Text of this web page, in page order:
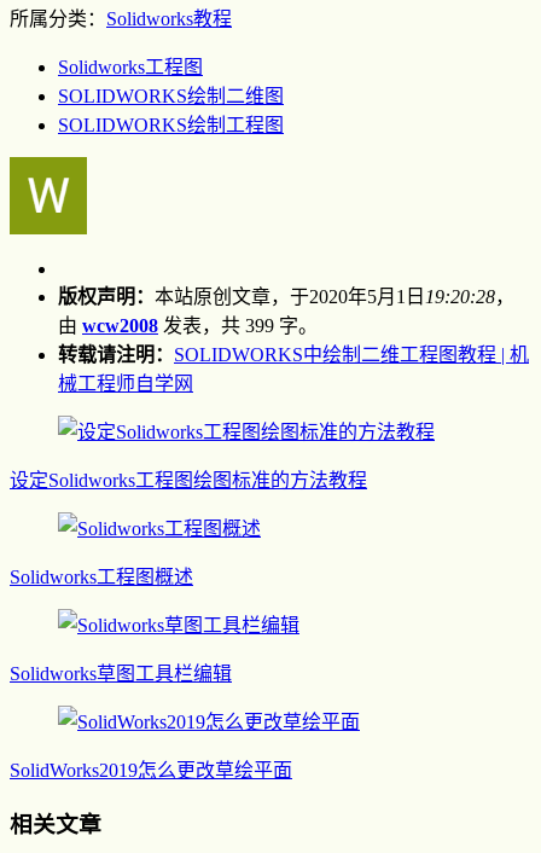
所属分类： Solidworks教程
Solidworks工程图
SOLIDWORKS绘制二维图
SOLIDWORKS绘制工程图
版权声明： 本站原创文章，于2020年5月1日 19:20:28，
由 wcw2008 发表，共 399 字。
转载请注明： SOLIDWORKS中绘制二维工程图教程 | 机
械工程师自学网
设定Solidworks工程图绘图标准的方法教程
Solidworks工程图概述
Solidworks草图工具栏编辑
SolidWorks2019怎么更改草绘平面
相关文章